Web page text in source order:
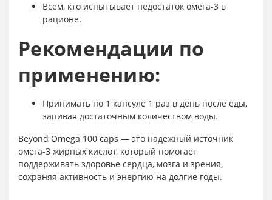
Всем, кто испытывает недостаток омега-3 в
рационе.
Рекомендации по
применению:
Принимать по 1 капсуле 1 раз в день после еды,
запивая достаточным количеством воды.
Beyond Omega 100 caps — это надежный источник
омега-3 жирных кислот, который помогает
поддерживать здоровье сердца, мозга и зрения,
сохраняя активность и энергию на долгие годы.